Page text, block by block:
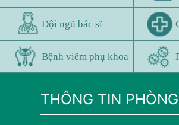
Đội ngũ bác sĩ
Bệnh viêm phụ khoa
THÔNG TIN